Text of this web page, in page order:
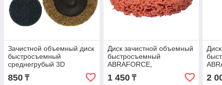
Зачистной объемный диск
быстросъемный
среднегрубый 3D
MEDIUM,P80- P100, 75
мм, ,бордовый
850 ₸
Диск зачистной объемный
быстросъемный
ABRAFORCE,
керамическое зерно, 50 *
15 мм, оранжевый
1 450₸ 2